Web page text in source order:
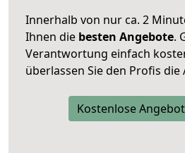
Innerhalb von nur ca. 2
Ihnen die besten Angebote.
Verantwortung einfach
überlassen Sie den Profis die
Kostenlose